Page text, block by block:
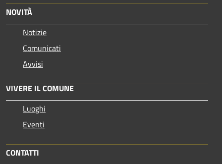
NOVITÀ
Notizie
Comunicati
Avvisi
VIVERE IL COMUNE
Luoghi
Eventi
CONTATTI